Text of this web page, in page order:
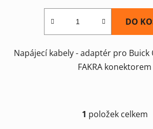
DO
Napájecí kabely - adaptér pro Buick
FAKRA konektorem
O
1 položek celkem